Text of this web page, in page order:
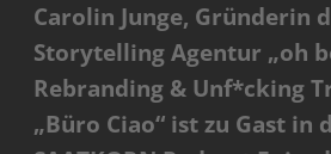
Carolin Junge, Gründerin
Storytelling Agentur „oh
Rebranding & Unf*cking
„Büro Ciao“ ist zu Gast in